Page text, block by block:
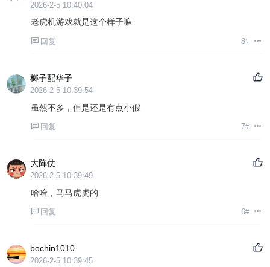
2026-2-5 10:40:04
老虎机游戏就是这个样子嘛
回复 8#
榔子配华子
2026-2-5 10:39:54
虽然不多，但是还是有点小假
回复 7#
大阵仗
2026-2-5 10:39:49
哈哈，马马虎虎的
回复 6#
bochin1010
2026-2-5 10:39:45